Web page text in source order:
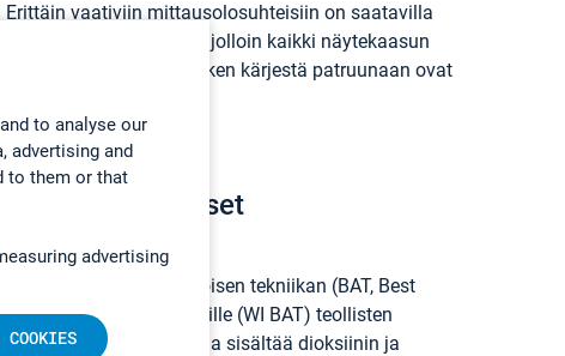
to analyse our
advertising and
to them or that
advertising
COOKIES
vaativiin mittausolosuhteisiin on saatavilla
ja sondin venttiilit, jolloin kaikki näytekaasun
materiaalit sondiputken kärjestä patruunaan ovat
parhaan käyttökelpoisen tekniikan (BAT, Best
jätepolttolaitoksille (WI BAT) teollisten
mukaisesti. BAT-asiakirja sisältää dioksiinin ja